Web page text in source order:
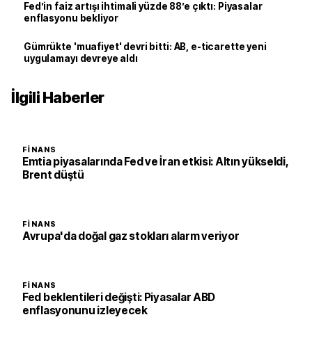
Fed’in faiz artışı ihtimali yüzde 88’e çıktı: Piyasalar
enflasyonu bekliyor
Gümrükte 'muafiyet' devri bitti: AB, e-ticarette yeni
uygulamayı devreye aldı
İlgili Haberler
FINANS
Emtia piyasalarında Fed ve İran etkisi: Altın yükseldi,
Brent düştü
FINANS
Avrupa'da doğal gaz stokları alarm veriyor
FINANS
Fed beklentileri değişti: Piyasalar ABD
enflasyonunu izleyecek